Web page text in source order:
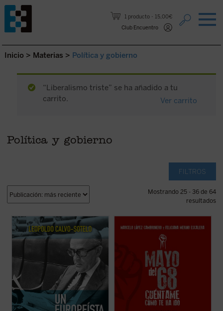
1 producto
15,00€
Club Encuentro
Saltar al contenido.
Inicio > Materias > Política y gobierno
“Liberalismo triste” se ha añadido a tu
carrito.
Ver carrito
Política y gobierno
FILTROS
Mostrando 25 - 36 de 64
resultados
El presente volumen recoge una cuidada
selección de los discursos y conferencias
sobre Europa, pronunciados por Leopoldo
primera recopila algunas intervenciones
durante su periodo en la primera línea de ...
(ver ficha)
conversaciones con relevantes
personalidades españolas y europeas
(protagonistas todas ellas de aquellos
acontecimientos), diferentes aspectos
fundamentales de aquel frenético mes de
mayo, tales como la experiencia ...